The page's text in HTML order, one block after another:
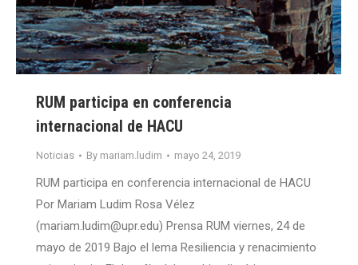
RUM participa en conferencia
internacional de HACU
Noticias By mariam.ludim mayo 24, 2019
RUM participa en conferencia internacional de HACU
Por Mariam Ludim Rosa Vélez
(mariam.ludim@upr.edu) Prensa RUM viernes, 24 de
mayo de 2019 Bajo el lema Resiliencia y renacimiento